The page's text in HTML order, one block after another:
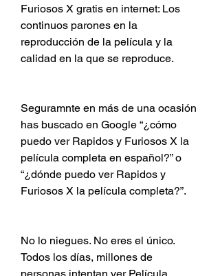
Furiosos X gratis en internet: Los
continuos parones en la
reproducción de la película y la
calidad en la que se reproduce.
Seguramnte en más de una ocasión
has buscado en Google “¿cómo
puedo ver Rapidos y Furiosos X la
película completa en español?” o
“¿dónde puedo ver Rapidos y
Furiosos X la película completa?”.
No lo niegues. No eres el único.
Todos los días, millones de